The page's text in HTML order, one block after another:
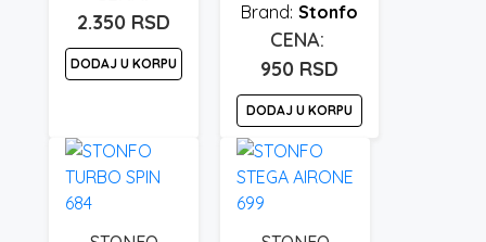
2.350 RSD
DODAJ U KORPU
Stonfo
950 RSD
DODAJ U KORPU